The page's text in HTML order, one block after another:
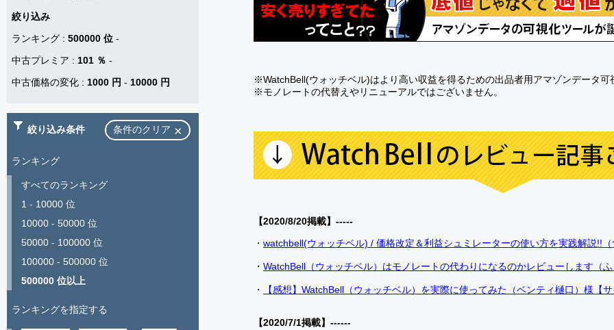
※WatchBell(ウォッチベル)はより高い収益を得るための出品者用アマゾンデータ可
※モノレートの代替えやリニューアルではございません。
【2020/8/20掲載】-----
・ watchbell(ウォッチベル) / 価格改定＆利益シュミレーターの使い方を実践解説!!
・ WatchBell（ウォッチベル）はモノレートの代わりになるのかレビューします（
・ 【感想】WatchBell（ウォッチベル）を実際に使ってみた（ベンティ樋口）様【
【2020/7/1掲載】------
絞り込み
ランキング : 500000 位 -
中古プレミア : 101 ％ -
中古価格の変化 : 1000 円 - 10000 円
絞り込み条件 条件のクリア
ランキング
すべてのランキング
1 - 10000 位
10000 - 50000 位
50000 - 100000 位
100000 - 500000 位
500000 位以上
ランキングを指定する